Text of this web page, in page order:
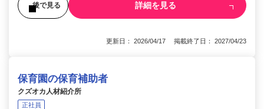
後で見る 詳細を見る
更新日： 2026/04/17 掲載終了日： 2027/04/23
保育園の保育補助者
クズオカ人材紹介所
正社員